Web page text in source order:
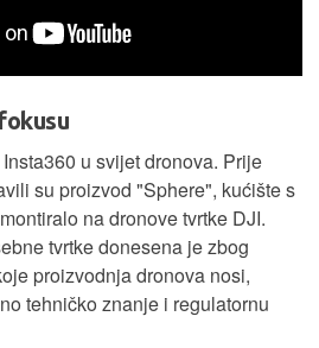
u svijet dronova. Prije
su proizvod "Sphere", kućište s
na dronove tvrtke DJI.
tvrtke donesena je zbog
proizvodnja dronova nosi,
tehničko znanje i regulatornu